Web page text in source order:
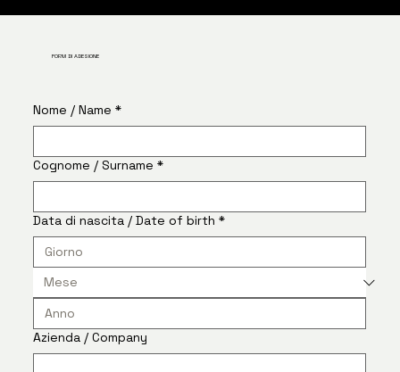
FORM DI ADESIONE
Nome / Name *
Cognome / Surname *
Data di nascita / Date of birth *
Azienda / Company